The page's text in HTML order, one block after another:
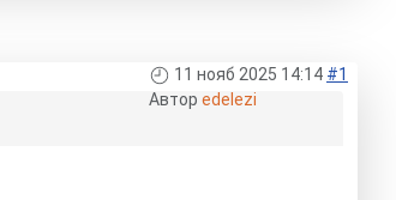
11 нояб 2025 14:14 #1
Автор edelezi